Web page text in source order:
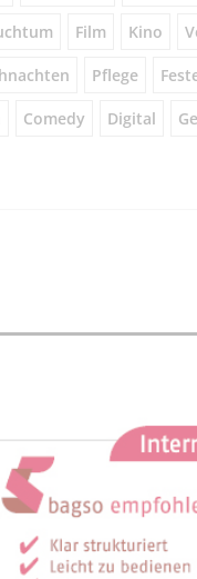
Film Kino
Pflege
Comedy Digital